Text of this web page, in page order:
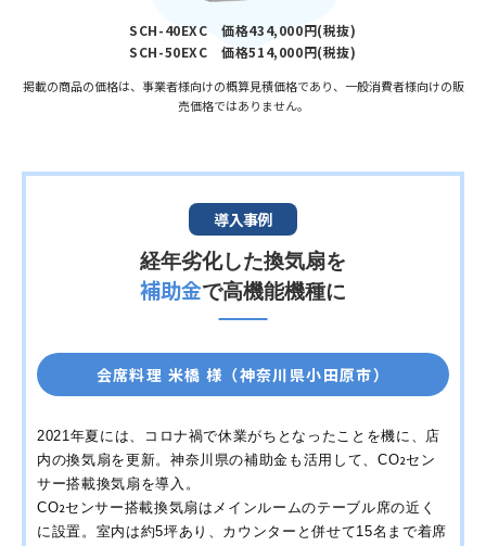
SCH-40EXC 価格434,000円(税抜)
SCH-50EXC 価格514,000円(税抜)
掲載の商品の価格は、事業者様向けの概算見積価格であり、一般消費者様向けの販
売価格ではありません。
導入事例
経年劣化した換気扇を
補助金で高機能機種に
会席料理 米橋 様（神奈川県小田原市）
2021年夏には、コロナ禍で休業がちとなったことを機に、店
内の換気扇を更新。神奈川県の補助金も活用して、CO2セン
サー搭載換気扇を導入。
CO2センサー搭載換気扇はメインルームのテーブル席の近く
に設置。室内は約5坪あり、カウンターと併せて15名まで着席